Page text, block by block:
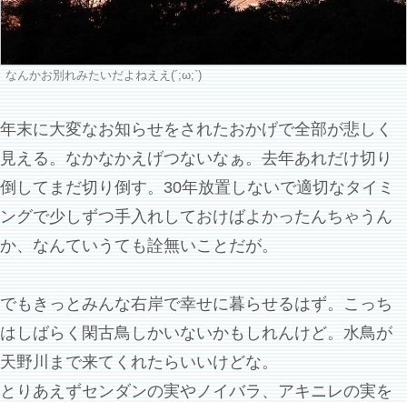
なんかお別れみたいだよねええ(´;ω;`)
年末に大変なお知らせをされたおかげで全部が悲しく
見える。なかなかえげつないなぁ。去年あれだけ切り
倒してまだ切り倒す。30年放置しないで適切なタイミ
ングで少しずつ手入れしておけばよかったんちゃうん
か、なんていうても詮無いことだが。
でもきっとみんな右岸で幸せに暮らせるはず。こっち
はしばらく閑古鳥しかいないかもしれんけど。水鳥が
天野川まで来てくれたらいいけどな。
とりあえずセンダンの実やノイバラ、アキニレの実を